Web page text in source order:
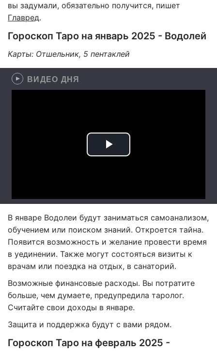
вы задумали, обязательно получится, пишет
Главред.
Гороскоп Таро на январь 2025 - Водолей
Карты: Отшельник, 5 пентаклей
ВИДЕО ДНЯ
В январе Водолеи будут заниматься самоанализом,
обучением или поиском знаний. Откроется тайна.
Появится возможность и желание провести время
в уединении. Также могут состояться визиты к
врачам или поездка на отдых, в санаторий.
Возможные финансовые расходы. Вы потратите
больше, чем думаете, предупредила таролог.
Считайте свои доходы в январе.
Защита и поддержка будут с вами рядом.
Гороскоп Таро на февраль 2025 -